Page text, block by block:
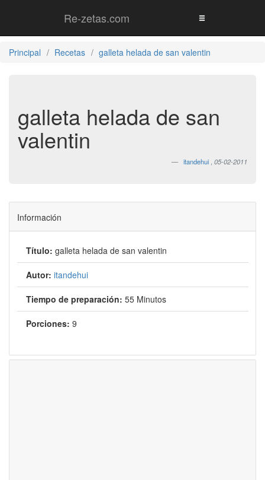
Re-zetas.com
Principal Recetas galleta helada de san valentin
galleta helada de san
valentin
itandehui 05-02-2011
Información
Título: galleta helada de san valentin
Autor: itandehui
Tiempo de preparación: 55 Minutos
Porciones: 9